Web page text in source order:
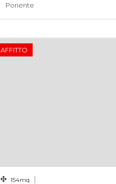
Ponente
AFFITTO
154mq